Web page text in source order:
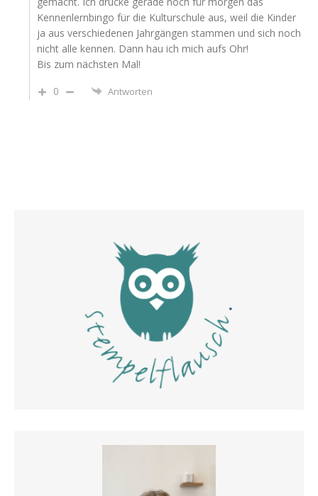
Kennenlernbingo für die Kulturschule aus, weil die Kinder
ja aus verschiedenen Jahrgängen stammen und sich noch
nicht alle kennen. Dann hau ich mich aufs Ohr!
Bis zum nächsten Mal!
0
Antworten